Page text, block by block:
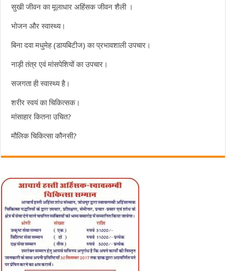
सुखी जीवन का मूलाधार अहिंसक जीवन शैली ।
भोजन और स्वास्थ्य।
बिना दवा मधुमेह (डायबिटीज) का प्रभावशाली उपचार।
नाड़ी तंत्र एवं मांसपेशियों का उपचार।
सजगता ही स्वास्थ्य है।
शरीर स्वयं का चिकित्सक।
मांसाहार कितना उचित?
मौलिक चिकित्सा कौनसी?